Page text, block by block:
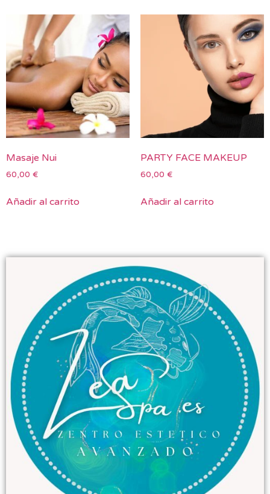
Masaje Nui
60,00 €
Añadir al carrito
PARTY FACE MAKEUP
60,00 €
Añadir al carrito